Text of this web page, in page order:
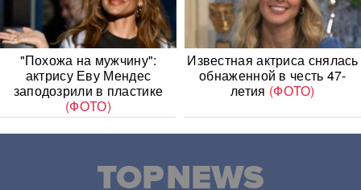
"Похожа на мужчину":
актрису Еву Мендес
заподозрили в пластике
(ФОТО)
Известная актриса снялась
обнаженной в честь 47-
летия (ФОТО)